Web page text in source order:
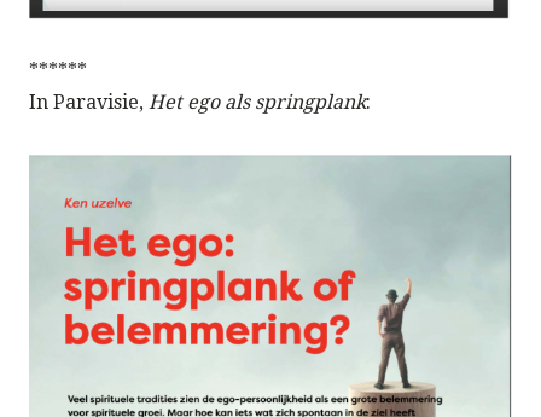
******
In Paravisie, Het ego als springplank: